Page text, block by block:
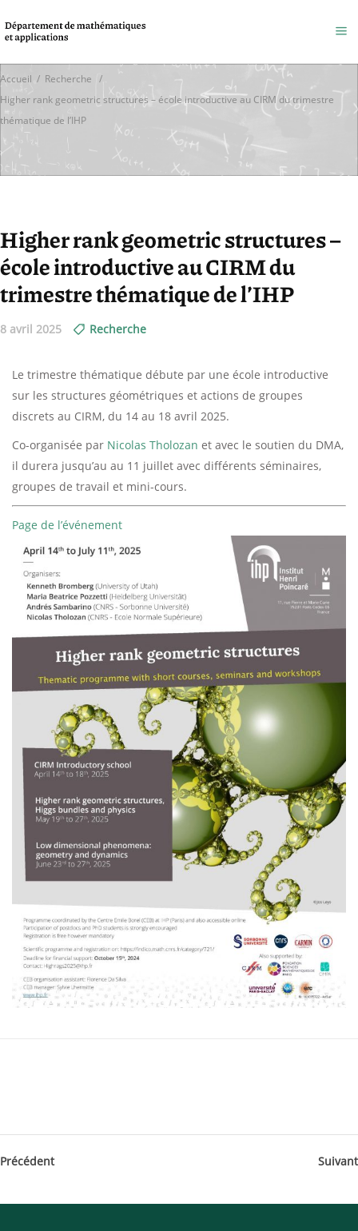
Accueil / Recherche /
Higher rank geometric structures – école introductive au CIRM du trimestre
thématique de l’IHP
Higher rank geometric structures –
école introductive au CIRM du
trimestre thématique de l’IHP
8 avril 2025 Recherche
Le trimestre thématique débute par une école introductive
sur les structures géométriques et actions de groupes
discrets au CIRM, du 14 au 18 avril 2025.
Co-organisée par Nicolas Tholozan et avec le soutien du DMA,
il durera jusqu’au au 11 juillet avec différents séminaires,
groupes de travail et mini-cours.
Page de l’événement
Précédent Suivant